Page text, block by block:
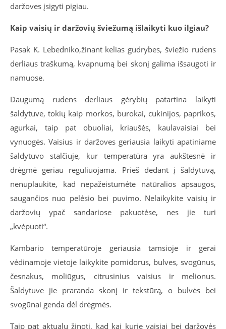
daržoves įsigyti pigiau.
Kaip vaisių ir daržovių šviežumą išlaikyti kuo ilgiau?
Pasak K. Lebedniko,žinant kelias gudrybes, šviežio rudens
derliaus traškumą, kvapnumą bei skonį galima išsaugoti ir
namuose.
Daugumą rudens derliaus gėrybių patartina laikyti
šaldytuve, tokių kaip morkos, burokai, cukinijos, paprikos,
agurkai, taip pat obuoliai, kriaušės, kaulavaisiai bei
vynuogės. Vaisius ir daržoves geriausia laikyti apatiniame
šaldytuvo stalčiuje, kur temperatūra yra aukštesnė ir
drėgmė geriau reguliuojama. Prieš dedant į šaldytuvą,
nenuplaukite, kad nepažeistumėte natūralios apsaugos,
saugančios nuo pelėsio bei puvimo. Nelaikykite vaisių ir
daržovių ypač sandariose pakuotėse, nes jie turi
„kvėpuoti“.
Kambario temperatūroje geriausia tamsioje ir gerai
vėdinamoje vietoje laikykite pomidorus, bulves, svogūnus,
česnakus, moliūgus, citrusinius vaisius ir melionus.
Šaldytuve jie praranda skonį ir tekstūrą, o bulvės bei
svogūnai genda dėl drėgmės.
Taip pat aktualu žinoti, kad kai kurie vaisiai bei daržovės